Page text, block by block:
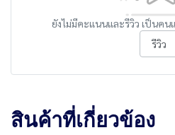
ยังไม่มีคะแนนและรีวิว เป็นค
รีวิว
สินค้าที่เกี่ยวข้อง